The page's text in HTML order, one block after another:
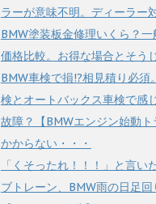
ラーが意味不明。ディーラー
BMW塗装板金修理いくら？
価格比較。お得な場合とそう
BMW車検で損!?相見積り必須
検とオートバックス車検で感
故障？【BMWエンジン始動ト
かからない・・・
「くそったれ！！！」と言い
ブトレーン、BMW雨の日足回